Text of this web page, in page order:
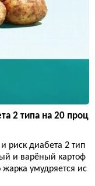
2 типа на 20 проц
риск диабета 2 тип
и варёный картоф
умудряется ис